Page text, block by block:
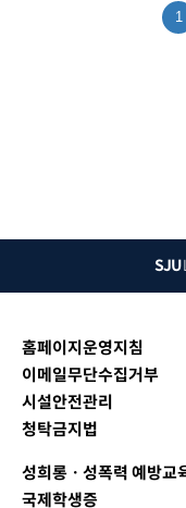
1
SJU
홈페이지운영지침
이메일무단수집거부
시설안전관리
청탁금지법
성희롱ㆍ성폭력 예방교
국제학생증